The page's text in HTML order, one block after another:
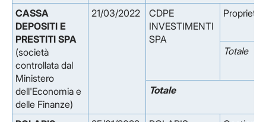
CASSA
DEPOSITI E
PRESTITI SPA
(società
controllata dal
Ministero
dell'Economia e
delle Finanze)
21/03/2022
CDPE
INVESTIMENTI
SPA
Proprieta'
Totale
Totale